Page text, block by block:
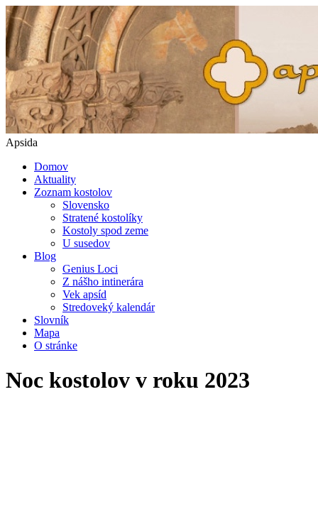
Apsida
Domov
Aktuality
Zoznam kostolov
Slovensko
Stratené kostolíky
Kostoly spod zeme
U susedov
Blog
Genius Loci
Z nášho intinerára
Vek apsíd
Stredoveký kalendár
Slovník
Mapa
O stránke
Noc kostolov v roku 2023